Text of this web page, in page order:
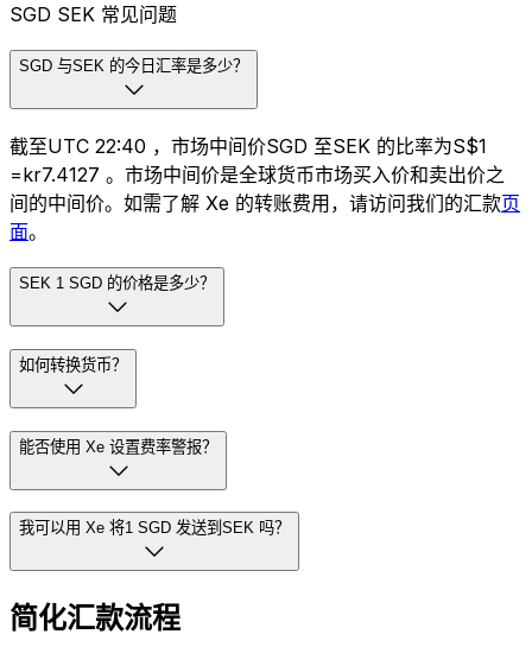
SGD SEK 常见问题
SGD 与SEK 的今日汇率是多少？
截至UTC 22:40 ，市场中间价SGD 至SEK 的比率为S$1
=kr7.4127 。市场中间价是全球货币市场买入价和卖出价之
间的中间价。如需了解 Xe 的转账费用，请访问我们的汇款页
面。
SEK 1 SGD 的价格是多少？
如何转换货币？
能否使用 Xe 设置费率警报？
我可以用 Xe 将1 SGD 发送到SEK 吗？
简化汇款流程